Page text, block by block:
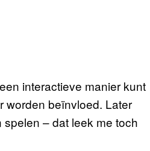
interactieve manier kunt
worden beïnvloed. Later
– dat leek me toch